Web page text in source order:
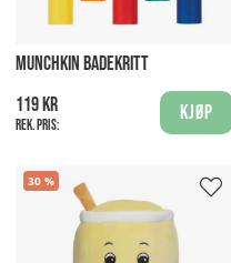
MUNCHKIN BADEKRITT
119 kr
Rek. pris:
Kjøp
30